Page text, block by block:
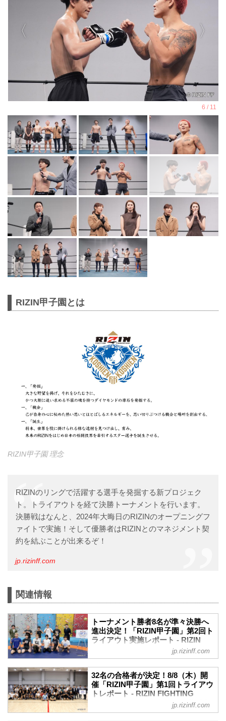
RIZIN甲子園とは
RIZIN甲子園 理念
RIZINのリングで活躍する選手を発掘する新プロジェク
ト。トライアウトを経て決勝トーナメントを行います。
決勝戦はなんと、2024年大晦日のRIZINのオープニングフ
ァイトで実施！そして優勝者はRIZINとのマネジメント契
約を結ぶことが出来るぞ！
jp.rizinff.com
関連情報
トーナメント勝者8名が準々決勝へ
進出決定！「RIZIN甲子園」第2回ト
ライアウト実施レポート - RIZIN
FIGHTING FEDERATION オフィシ
ャルサイト
2024年8月25日（日）都内某所にて、未
来のスター選手発掘を目的としたプロジ
ェクト「RIZIN甲子園」の第2回トライア
会場には「RIZIN甲子園」第1回トライア
jp.rizinff.com
32名の合格者が決定！8/8（木）開
催「RIZIN甲子園」第1回トライアウ
トレポート - RIZIN FIGHTING
FEDERATION オフィシャルサイト
jp.rizinff.com